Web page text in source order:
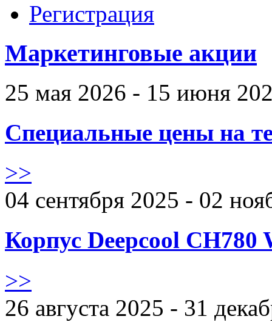
Регистрация
Маркетинговые акции
25 мая 2026 - 15 июня
Специальные цены на
>>
04 сентября 2025 - 02
Корпус Deepcool CH780
>>
26 августа 2025 - 31